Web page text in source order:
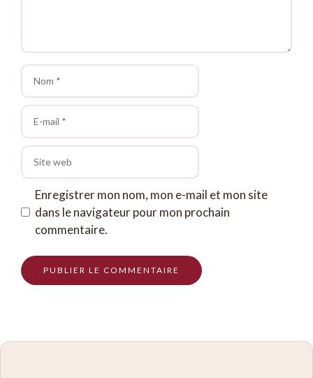
Nom
E-
mail
Site
web
Enregistrer mon nom, mon e-mail et mon site
dans le navigateur pour mon prochain
commentaire.